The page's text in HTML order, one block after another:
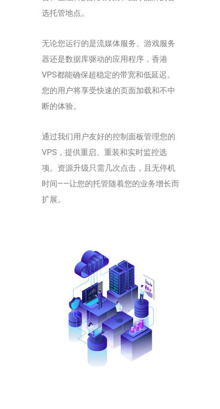
选托管地点。
无论您运行的是流媒体服务、游戏服务
器还是数据库驱动的应用程序，香港
VPS都能确保超稳定的带宽和低延迟。
您的用户将享受快速的页面加载和不中
断的体验。
通过我们用户友好的控制面板管理您的
VPS，提供重启、重装和实时监控选
项。资源升级只需几次点击，且无停机
时间——让您的托管随着您的业务增长而
扩展。